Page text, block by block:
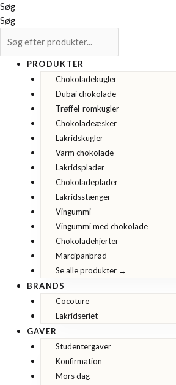
Søg
Søg
PRODUKTER
Chokoladekugler
Dubai chokolade
Trøffel-romkugler
Chokoladeæsker
Lakridskugler
Varm chokolade
Lakridsplader
Chokoladeplader
Lakridsstænger
Vingummi
Vingummi med chokolade
Chokoladehjerter
Marcipanbrød
Se alle produkter →
BRANDS
Cocoture
Lakridseriet
GAVER
Studentergaver
Konfirmation
Mors dag